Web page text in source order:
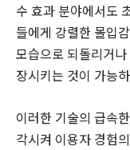
수 효과 분야에서도
들에게 강렬한 몰입
모습으로 되돌리거
장시키는 것이 가능
이러한 기술의 급속
각시켜 이용자 경험